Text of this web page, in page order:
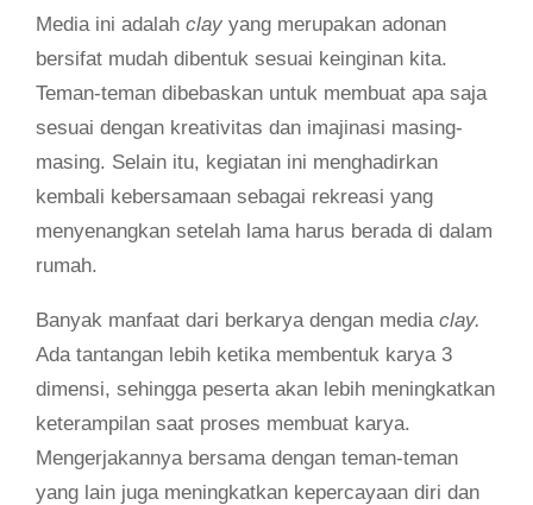
Media ini adalah clay yang merupakan adonan
bersifat mudah dibentuk sesuai keinginan kita.
Teman-teman dibebaskan untuk membuat apa saja
sesuai dengan kreativitas dan imajinasi masing-
masing. Selain itu, kegiatan ini menghadirkan
kembali kebersamaan sebagai rekreasi yang
menyenangkan setelah lama harus berada di dalam
rumah.
Banyak manfaat dari berkarya dengan media clay.
Ada tantangan lebih ketika membentuk karya 3
dimensi, sehingga peserta akan lebih meningkatkan
keterampilan saat proses membuat karya.
Mengerjakannya bersama dengan teman-teman
yang lain juga meningkatkan kepercayaan diri dan